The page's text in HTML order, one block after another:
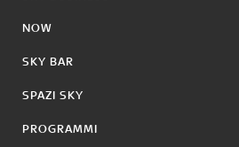
NOW
SKY BAR
SPAZI SKY
PROGRAMMI